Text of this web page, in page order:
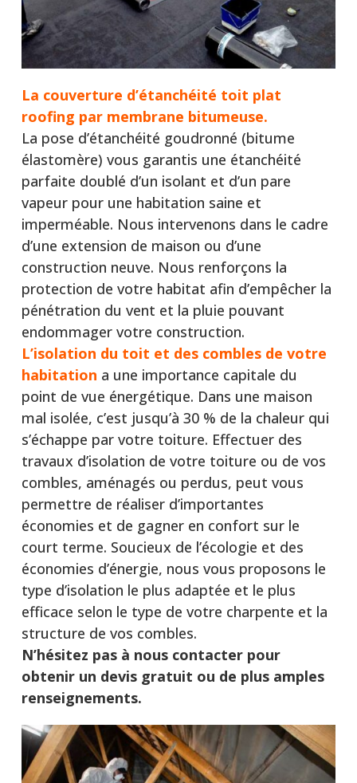
La couverture d’étanchéité toit plat
roofing par membrane bitumeuse.
La pose d’étanchéité goudronné (bitume
élastomère) vous garantis une étanchéité
parfaite doublé d’un isolant et d’un pare
vapeur pour une habitation saine et
imperméable. Nous intervenons dans le cadre
d’une extension de maison ou d’une
construction neuve. Nous renforçons la
protection de votre habitat afin d’empêcher la
pénétration du vent et la pluie pouvant
endommager votre construction.
L’isolation du toit et des combles de votre
habitation a une importance capitale du
point de vue énergétique. Dans une maison
mal isolée, c’est jusqu’à 30 % de la chaleur qui
s’échappe par votre toiture. Effectuer des
travaux d’isolation de votre toiture ou de vos
combles, aménagés ou perdus, peut vous
permettre de réaliser d’importantes
économies et de gagner en confort sur le
court terme. Soucieux de l’écologie et des
économies d’énergie, nous vous proposons le
type d’isolation le plus adaptée et le plus
efficace selon le type de votre charpente et la
structure de vos combles.
N’hésitez pas à nous contacter pour
obtenir un devis gratuit ou de plus amples
renseignements.